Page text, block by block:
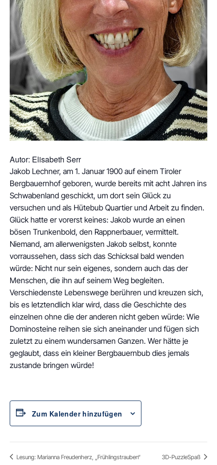
Autor: Elisabeth Serr
Jakob Lechner, am 1. Januar 1900 auf einem Tiroler
Bergbauernhof geboren, wurde bereits mit acht Jahren ins
Schwabenland geschickt, um dort sein Glück zu
versuchen und als Hütebub Quartier und Arbeit zu finden.
Glück hatte er vorerst keines: Jakob wurde an einen
bösen Trunkenbold, den Rappnerbauer, vermittelt.
Niemand, am allerwenigsten Jakob selbst, konnte
vorraussehen, dass sich das Schicksal bald wenden
würde: Nicht nur sein eigenes, sondern auch das der
Menschen, die ihn auf seinem Weg begleiten.
Verschiedenste Lebenswege berühren und kreuzen sich,
bis es letztendlich klar wird, dass die Geschichte des
einzelnen ohne die der anderen nicht geben würde: Wie
Dominosteine reihen sie sich aneinander und fügen sich
zuletzt zu einem wundersamen Ganzen. Wer hätte je
geglaubt, dass ein kleiner Bergbauernbub dies jemals
zustande bringen würde!
Zum Kalender hinzufügen
Lesung: Marianna Freudenherz, „Frühlingstrauben“ 3D-PuzzleSpaß